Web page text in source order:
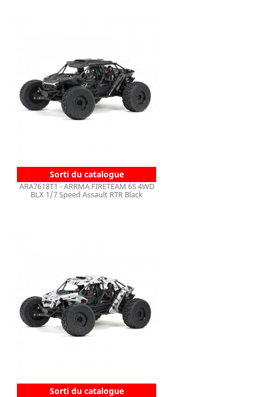
Sorti du catalogue
ARA7618T1 - ARRMA FIRETEAM 6S 4WD
BLX 1/7 Speed Assault RTR Black
Sorti du catalogue